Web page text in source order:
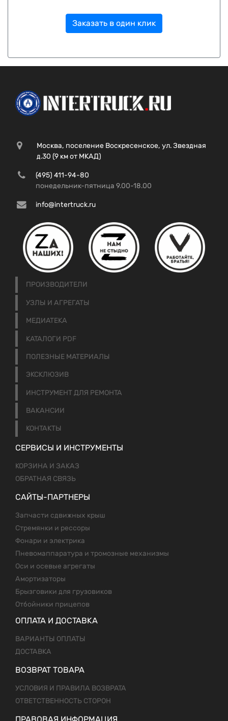
Заказать в один клик
Москва, поселение Воскресенское, ул. Звездная
д.30 (9 км от МКАД)
(495) 411-94-80
понедельник-пятница 9.00-18.00
info@intertruck.ru
ПРОИЗВОДИТЕЛИ
УЗЛЫ И АГРЕГАТЫ
МЕДИАТЕКА
КАТАЛОГИ PDF
ПОЛЕЗНЫЕ МАТЕРИАЛЫ
ЭКСКЛЮЗИВ
ИНСТРУМЕНТ ДЛЯ РЕМОНТА
ВАКАНСИИ
КОНТАКТЫ
СЕРВИСЫ И ИНСТРУМЕНТЫ
КОРЗИНА И ЗАКАЗ
ОБРАТНАЯ СВЯЗЬ
САЙТЫ-ПАРТНЕРЫ
Запчасти сдвижных крыш
Стремянки и рессоры
Фонари и электрика
Пневомаппаратура и тромозные механизмы
Оси и осевые агрегаты
Амортизаторы
Брызговики для грузовиков
Отбойники прицепов
ОПЛАТА И ДОСТАВКА
ВАРИАНТЫ ОПЛАТЫ
ДОСТАВКА
ВОЗВРАТ ТОВАРА
УСЛОВИЯ И ПРАВИЛА ВОЗВРАТА
ОТВЕТСТВЕННОСТЬ СТОРОН
ПРАВОВАЯ ИНФОРМАЦИЯ